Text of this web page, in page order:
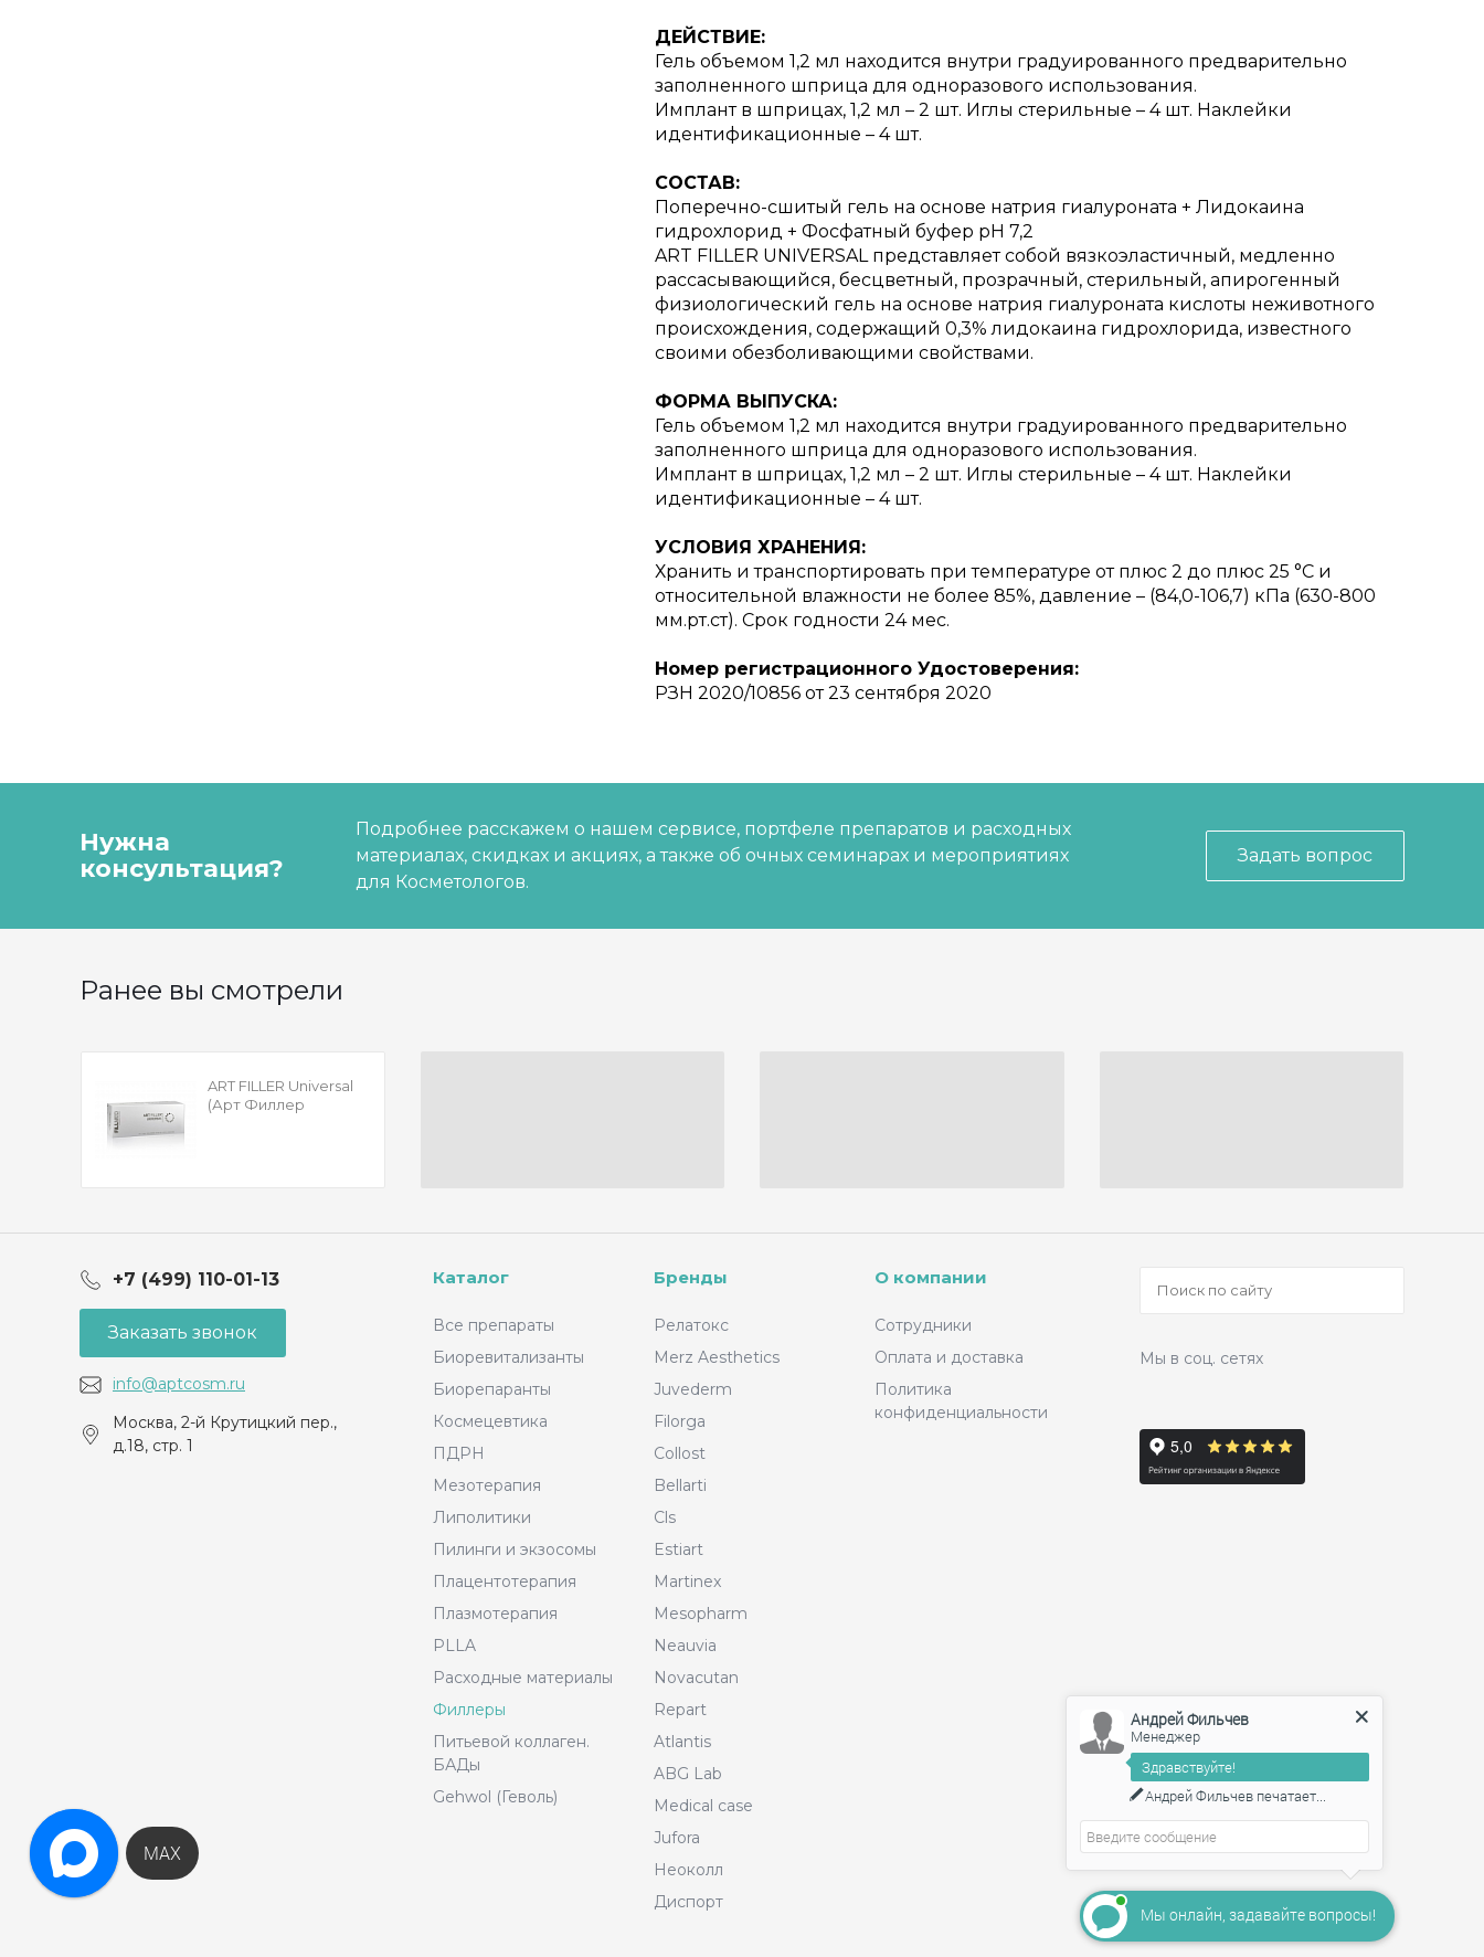
ДЕЙСТВИЕ:
Гель объемом 1,2 мл находится внутри градуированного предварительно
заполненного шприца для одноразового использования.
Имплант в шприцах, 1,2 мл – 2 шт. Иглы стерильные – 4 шт. Наклейки
идентификационные – 4 шт.
СОСТАВ:
Поперечно-сшитый гель на основе натрия гиалуроната + Лидокаина
гидрохлорид + Фосфатный буфер pH 7,2
ART FILLER UNIVERSAL представляет собой вязкоэластичный, медленно
рассасывающийся, бесцветный, прозрачный, стерильный, апирогенный
физиологический гель на основе натрия гиалуроната кислоты неживотного
происхождения, содержащий 0,3% лидокаина гидрохлорида, известного
своими обезболивающими свойствами.
ФОРМА ВЫПУСКА:
Гель объемом 1,2 мл находится внутри градуированного предварительно
заполненного шприца для одноразового использования.
Имплант в шприцах, 1,2 мл – 2 шт. Иглы стерильные – 4 шт. Наклейки
идентификационные – 4 шт.
УСЛОВИЯ ХРАНЕНИЯ:
Хранить и транспортировать при температуре от плюс 2 до плюс 25 °С и
относительной влажности не более 85%, давление – (84,0-106,7) кПа (630-800
мм.рт.ст). Срок годности 24 мес.
Номер регистрационного Удостоверения:
РЗН 2020/10856 от 23 сентября 2020
Нужна
консультация?
Подробнее расскажем о нашем сервисе, портфеле препаратов и расходных
материалах, скидках и акциях, а также об очных семинарах и мероприятиях
для Косметологов.
Задать вопрос
Ранее вы смотрели
ART FILLER Universal
(Арт Филлер
+7 (499) 110-01-13
Заказать звонок
info@aptcosm.ru
Москва, 2-й Крутицкий пер.,
д.18, стр. 1
Каталог
Все препараты
Биоревитализанты
Биорепаранты
Космецевтика
ПДРН
Мезотерапия
Липолитики
Пилинги и экзосомы
Плацентотерапия
Плазмотерапия
PLLA
Расходные материалы
Филлеры
Питьевой коллаген.
БАДы
Gehwol (Геволь)
Бренды
Релатокс
Merz Aesthetics
Juvederm
Filorga
Collost
Bellarti
Cls
Estiart
Martinex
Mesopharm
Neauvia
Novacutan
Repart
Atlantis
ABG Lab
Medical case
Jufora
Неоколл
Диспорт
О компании
Сотрудники
Оплата и доставка
Политика
конфиденциальности
Мы в соц. сетях
MAX
Мы онлайн, задавайте вопросы!
Андрей Фильчев
Менеджер
Здравствуйте!
Андрей Фильчев печатает...